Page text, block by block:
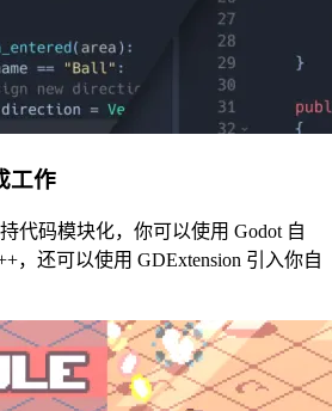
工作
代码模块化，你可以使用 Godot 自
，还可以使用 GDExtension 引入你自